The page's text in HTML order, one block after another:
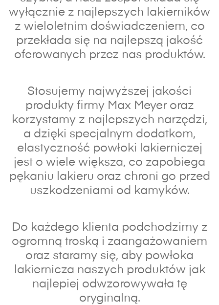
wyłącznie z najlepszych lakierników
z wieloletnim doświadczeniem, co
przekłada się na najlepszą jakość
oferowanych przez nas produktów.
Stosujemy najwyższej jakości
produkty firmy Max Meyer oraz
korzystamy z najlepszych narzędzi,
a dzięki specjalnym dodatkom,
elastyczność powłoki lakierniczej
jest o wiele większa, co zapobiega
pękaniu lakieru oraz chroni go przed
uszkodzeniami od kamyków.
Do każdego klienta podchodzimy z
ogromną troską i zaangażowaniem
oraz staramy się, aby powłoka
lakiernicza naszych produktów jak
najlepiej odwzorowywała tę
oryginalną.